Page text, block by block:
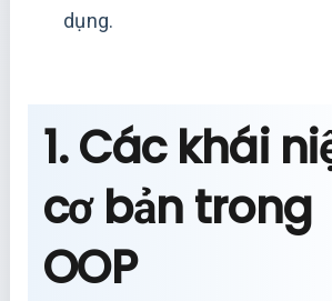
dụng.
1. Các khái
cơ bản trong
OOP